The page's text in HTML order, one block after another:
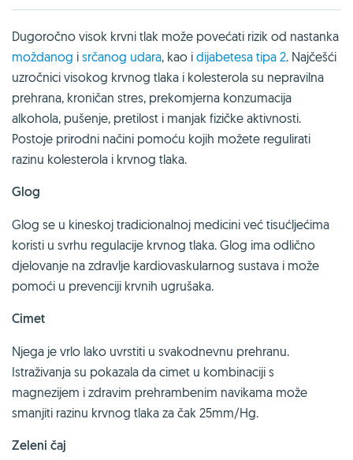
Dugoročno visok krvni tlak može povećati rizik od nastanka
moždanog i srčanog udara, kao i dijabetesa tipa 2. Najčešći
uzročnici visokog krvnog tlaka i kolesterola su nepravilna
prehrana, kroničan stres, prekomjerna konzumacija
alkohola, pušenje, pretilost i manjak fizičke aktivnosti.
Postoje prirodni načini pomoću kojih možete regulirati
razinu kolesterola i krvnog tlaka.
Glog
Glog se u kineskoj tradicionalnoj medicini već tisućljećima
koristi u svrhu regulacije krvnog tlaka. Glog ima odlično
djelovanje na zdravlje kardiovaskularnog sustava i može
pomoći u prevenciji krvnih ugrušaka.
Cimet
Njega je vrlo lako uvrstiti u svakodnevnu prehranu.
Istraživanja su pokazala da cimet u kombinaciji s
magnezijem i zdravim prehrambenim navikama može
smanjiti razinu krvnog tlaka za čak 25mm/Hg.
Zeleni čaj